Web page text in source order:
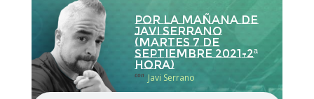
Por la Mañana de
Javi Serrano
(martes 7 de
septiembre 2021-2ª
hora)
con Javi Serrano